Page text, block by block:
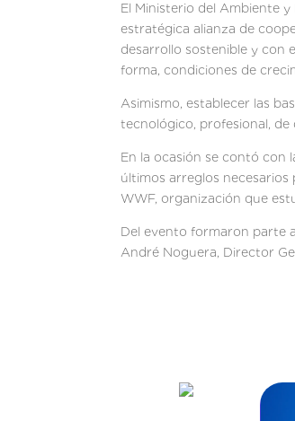
El Ministerio del Ambiente
estratégica alianza de
desarrollo sostenible y con
forma, condiciones de
Asimismo, establecer las
tecnológico, profesional,
En la ocasión se contó con
últimos arreglos
WWF, organización que
Del evento formaron parte
André Noguera, Director